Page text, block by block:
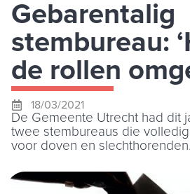
Gebarentalig
stembureau:
de rollen
18/03/2021
De Gemeente Utrecht had dit
twee stembureaus die
voor doven en slechthorenden.